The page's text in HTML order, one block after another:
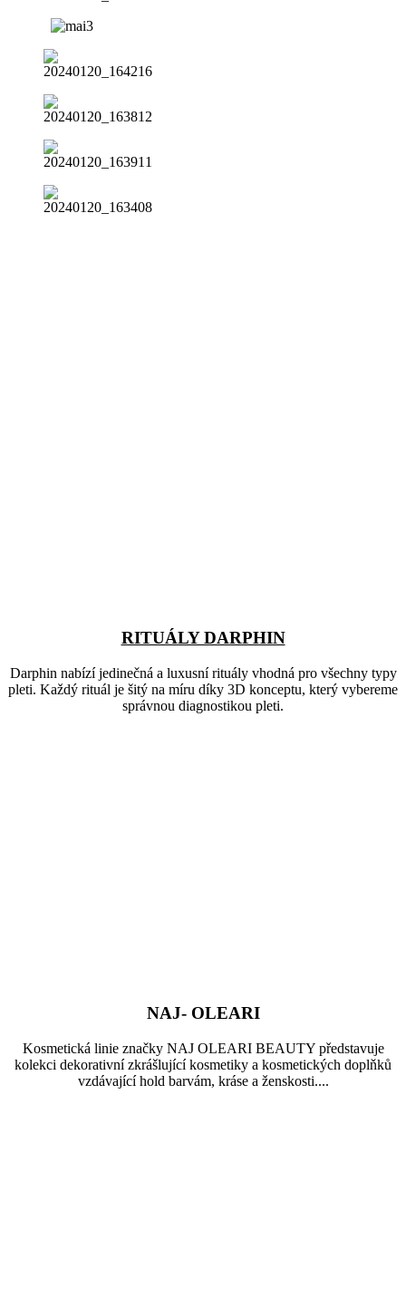
RITUÁLY DARPHIN
Darphin nabízí jedinečná a luxusní rituály vhodná pro všechny typy
pleti. Každý rituál je šitý na míru díky 3D konceptu, který vybereme
správnou diagnostikou pleti.
NAJ- OLEARI
Kosmetická linie značky NAJ OLEARI BEAUTY představuje
kolekci dekorativní zkrášlující kosmetiky a kosmetických doplňků
vzdávající hold barvám, kráse a ženskosti....